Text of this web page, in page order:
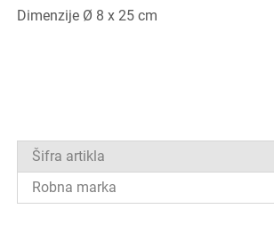
Dimenzije Ø 8 x 25 cm
Šifra artikla
Robna marka